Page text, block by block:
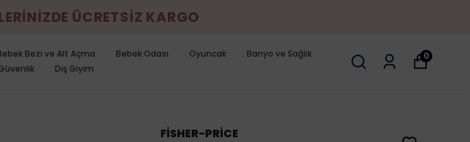
ÜCRETSİZ KARGO
Bezi ve Alt Açma Bebek Odası Oyuncak
Banyo ve Sağlık
Dış Giyim
0
FİSHER-PRİCE